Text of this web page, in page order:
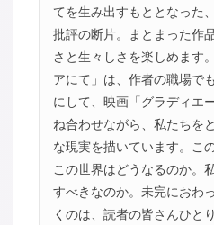
てを生み出すもととなった
批評の断片。まとまった作
さと生々しさを楽しめます
アにて」は、作者の職場で
にして、映画「グラディエ
ね合わせながら、私たちを
な現実を描いています。こ
この世界はどうなるのか。
すべきなのか。未完におわ
くのは、読者の皆さんひと